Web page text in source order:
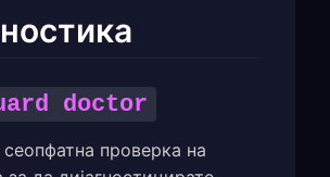
doctor
проверка на